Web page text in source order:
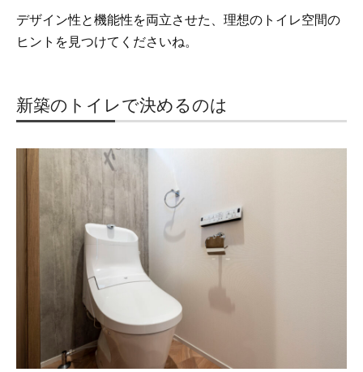
デザイン性と機能性を両立させた、理想のトイレ空間の
ヒントを見つけてくださいね。
新築のトイレで決めるのは